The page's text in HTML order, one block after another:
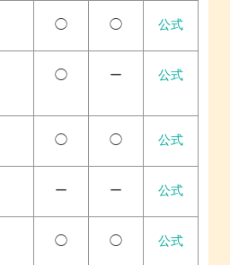
◯ ◯ 公式
◯ ー 公式
◯ ◯ 公式
ー ー 公式
◯ ◯ 公式